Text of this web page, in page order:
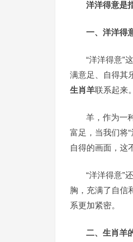
洋洋得意是
一、洋洋得
“洋洋得意”
满意足、自得其
生肖羊联系起来。
羊，作为一
富足，当我们将
自得的画面，这
“洋洋得意”
胸，充满了自信
系更加紧密。
二、生肖羊